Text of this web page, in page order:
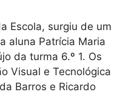
Escola, surgiu de um
aluna Patrícia Maria
da turma 6.º 1. Os
Visual e Tecnológica
Barros e Ricardo